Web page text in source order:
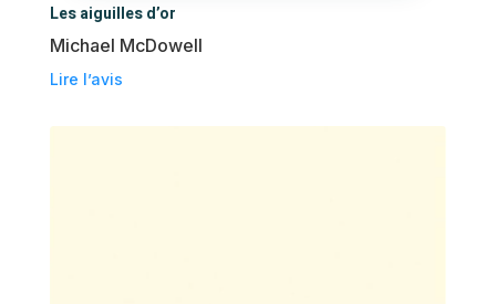
Les aiguilles d’or
Michael McDowell
Lire l’avis